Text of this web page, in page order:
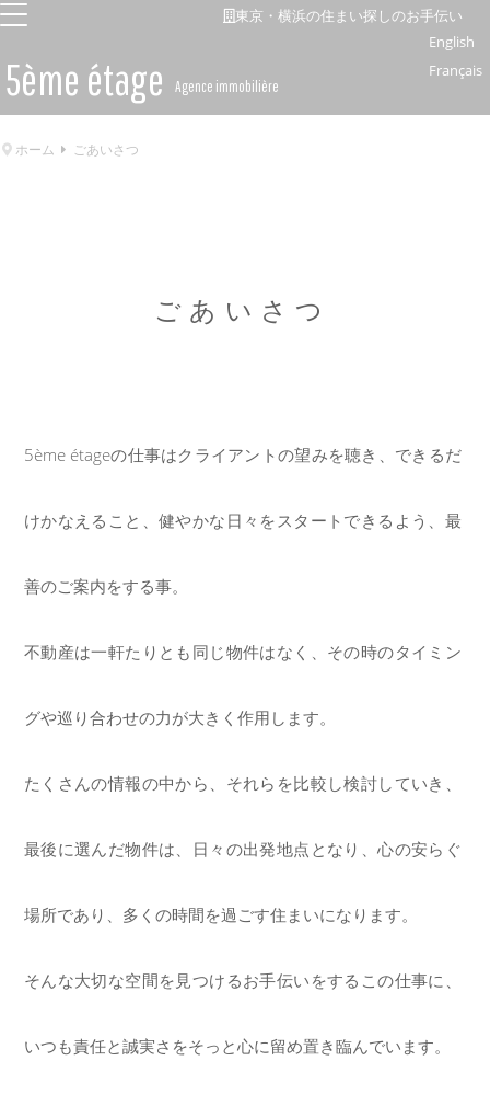
東京・横浜の住まい探しのお手伝い
5ème étage Agence immobilière
Français
English
ホーム ごあいさつ
ごあいさつ
5ème étageの仕事はクライアントの望みを聴き、できるだ
けかなえること、健やかな日々をスタートできるよう、最
善のご案内をする事。
不動産は一軒たりとも同じ物件はなく、その時のタイミン
グや巡り合わせの力が大きく作用します。
たくさんの情報の中から、それらを比較し検討していき、
最後に選んだ物件は、日々の出発地点となり、心の安らぐ
場所であり、多くの時間を過ごす住まいになります。
そんな大切な空間を見つけるお手伝いをするこの仕事に、
いつも責任と誠実さをそっと心に留め置き臨んでいます。